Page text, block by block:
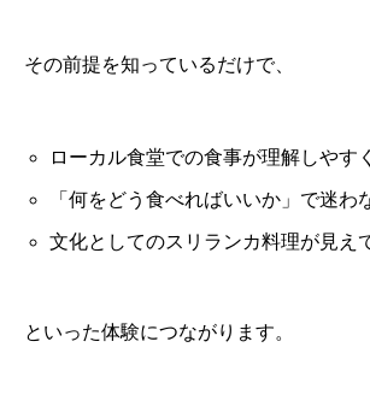
その前提を知っているだけで、
ローカル食堂での食事が理解しやす
「何をどう食べればいいか」で迷わ
文化としてのスリランカ料理が見え
といった体験につながります。